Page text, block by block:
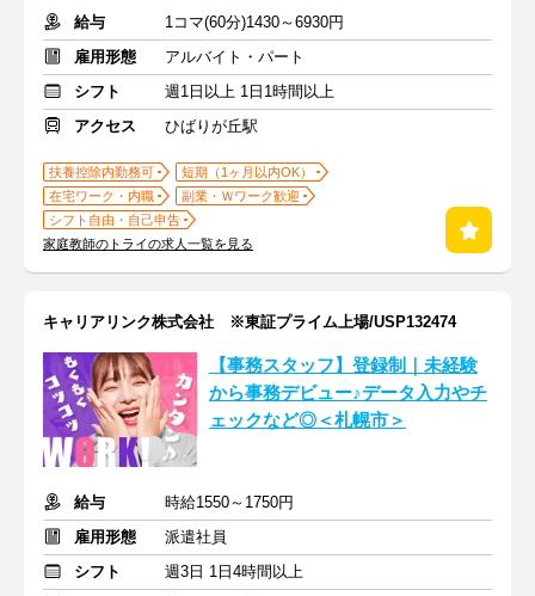
給与
1コマ(60分)1430～6930円
雇用形態
アルバイト・パート
シフト
週1日以上 1日1時間以上
アクセス
ひばりが丘駅
扶養控除内勤務可
短期（1ヶ月以内OK）
在宅ワーク・内職
副業・Ｗワーク歓迎
シフト自由・自己申告
家庭教師のトライの求人一覧を見る
キャリアリンク株式会社 ※東証プライム上場/USP132474
【事務スタッフ】登録制｜未経験
から事務デビュー♪データ入力やチ
ェックなど◎＜札幌市＞
給与
時給1550～1750円
雇用形態
派遣社員
シフト
週3日 1日4時間以上